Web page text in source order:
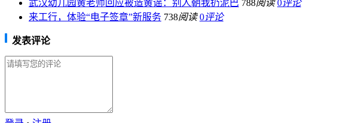
武汉幼儿园黄老师回应被造黄谣：别人朝我扔泥巴 788阅读 0评论
来工行，体验“电子签章”新服务 738阅读 0评论
发表评论